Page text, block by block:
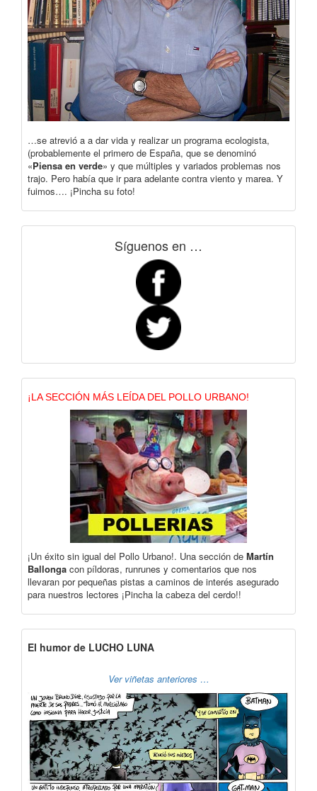
…se atrevió a a dar vida y realizar un programa ecologista,
(probablemente el primero de España, que se denominó
«Piensa en verde» y que múltiples y variados problemas nos
trajo. Pero había que ir para adelante contra viento y marea. Y
fuimos…. ¡Pincha su foto!
Síguenos en …
¡LA SECCIÓN MÁS LEÍDA DEL POLLO URBANO!
¡Un éxito sin igual del Pollo Urbano!. Una sección de Martín
Ballonga con píldoras, runrunes y comentarios que nos
llevaran por pequeñas pistas a caminos de interés asegurado
para nuestros lectores ¡Pincha la cabeza del cerdo!!
El humor de LUCHO LUNA
Ver viñetas anteriores …